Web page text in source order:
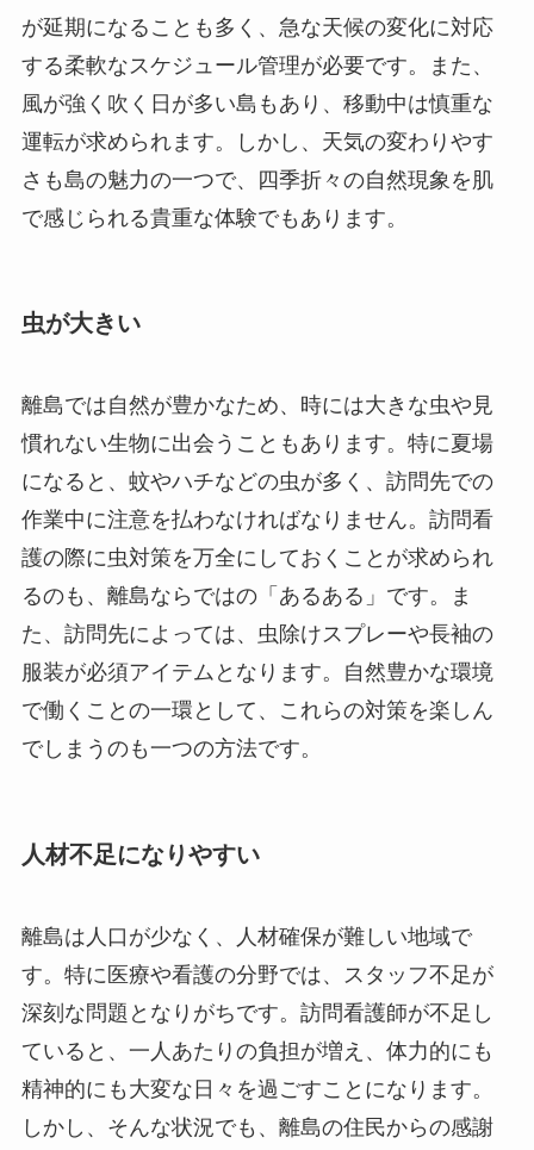
が延期になることも多く、急な天候の変化に対応
する柔軟なスケジュール管理が必要です。また、
風が強く吹く日が多い島もあり、移動中は慎重な
運転が求められます。しかし、天気の変わりやす
さも島の魅力の一つで、四季折々の自然現象を肌
で感じられる貴重な体験でもあります。
虫が大きい
離島では自然が豊かなため、時には大きな虫や見
慣れない生物に出会うこともあります。特に夏場
になると、蚊やハチなどの虫が多く、訪問先での
作業中に注意を払わなければなりません。訪問看
護の際に虫対策を万全にしておくことが求められ
るのも、離島ならではの「あるある」です。ま
た、訪問先によっては、虫除けスプレーや長袖の
服装が必須アイテムとなります。自然豊かな環境
で働くことの一環として、これらの対策を楽しん
でしまうのも一つの方法です。
人材不足になりやすい
離島は人口が少なく、人材確保が難しい地域で
す。特に医療や看護の分野では、スタッフ不足が
深刻な問題となりがちです。訪問看護師が不足し
ていると、一人あたりの負担が増え、体力的にも
精神的にも大変な日々を過ごすことになります。
しかし、そんな状況でも、離島の住民からの感謝